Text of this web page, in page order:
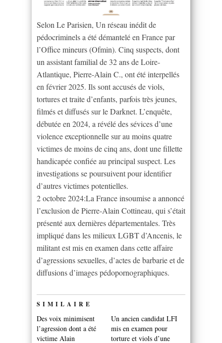
Selon Le Parisien, Un réseau inédit de
pédocriminels a été démantelé en France par
l’Office mineurs (Ofmin). Cinq suspects, dont
un assistant familial de 32 ans de Loire-
Atlantique, Pierre-Alain C., ont été interpellés
en février 2025. Ils sont accusés de viols,
tortures et traite d’enfants, parfois très jeunes,
filmés et diffusés sur le Darknet. L’enquête,
débutée en 2024, a révélé des sévices d’une
violence exceptionnelle sur au moins quatre
victimes de moins de cinq ans, dont une fillette
handicapée confiée au principal suspect. Les
investigations se poursuivent pour identifier
d’autres victimes potentielles.
2 octobre 2024:La France insoumise a annoncé
l’exclusion de Pierre-Alain Cottineau, qui s’était
présenté aux dernières départementales. Très
impliqué dans les milieux LGBT d’Ancenis, le
militant est mis en examen dans cette affaire
d’agressions sexuelles, d’actes de barbarie et de
diffusions d’images pédopornographiques.
SIMILAIRE
Des voix minimisent
l’agression dont a été
victime Alain
Un ancien candidat LFI
mis en examen pour
torture et viols d’une